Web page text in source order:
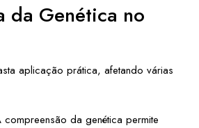
da Genética no
aplicação prática, afetando várias
compreensão da genética permite